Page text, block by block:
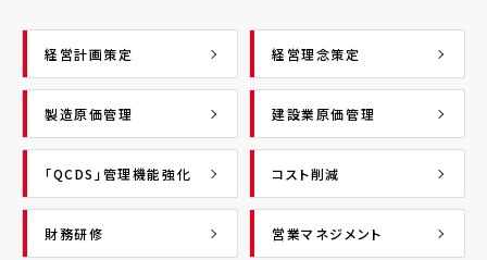
経営計画策定 経営理念策定
製造原価管理 建設業原価管理
「QCDS」管理機能強化 コスト削減
財務研修 営業マネジメント